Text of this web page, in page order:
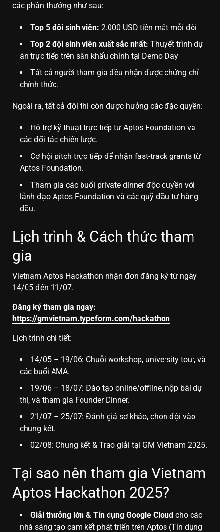
các phần thưởng như sau:
Top 5 đội sinh viên: 2.000 USD tiền mặt mỗi đội
Top 2 đội sinh viên xuất sắc nhất: Thuyết trình dự
án trực tiếp trên sân khấu chính tại Demo Day
Tất cả người tham gia đều nhận được chứng chỉ
chính thức.
Ngoài ra, tất cả đội thi còn được hưởng các đặc quyền:
Hỗ trợ kỹ thuật trực tiếp từ Aptos Foundation và
các đối tác chiến lược.
Cơ hội pitch trực tiếp để nhận fast-track grants từ
Aptos Foundation.
Tham gia các buổi private dinner độc quyền với
lãnh đạo Aptos Foundation và các quỹ đầu tư hàng
đầu.
Lịch trình & Cách thức tham
gia
Vietnam Aptos Hackathon nhận đơn đăng ký từ ngày
14/05 đến 11/07.
Đăng ký tham gia ngay:
https://gmvietnam.typeform.com/hackathon
Lịch trình chi tiết:
14/05 – 19/06: Chuỗi workshop, university tour, và
các buổi AMA.
19/06 – 18/07: Đào tạo online/offline, nộp bài dự
thi, và tham gia Founder Dinner.
21/07 – 25/07: Đánh giá sơ khảo, chọn đội vào
chung kết.
02/08: Chung kết & Trao giải tại GM Vietnam 2025.
Tại sao nên tham gia Vietnam
Aptos Hackathon 2025?
Giải thưởng lớn & Tín dụng Google Cloud cho các
nhà sáng tạo cam kết phát triển trên Aptos (Tín dụng